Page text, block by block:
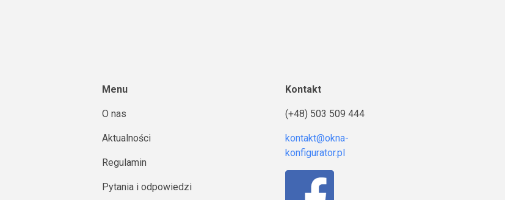
Menu
O nas
Aktualności
Regulamin
Pytania i odpowiedzi
Kontakt
(+48) 503 509 444